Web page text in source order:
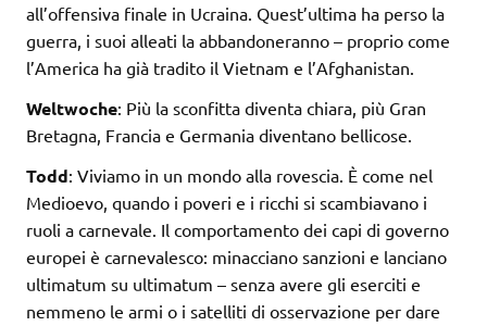
all’offensiva finale in Ucraina. Quest’ultima ha perso la
guerra, i suoi alleati la abbandoneranno – proprio come
l’America ha già tradito il Vietnam e l’Afghanistan.
Weltwoche: Più la sconfitta diventa chiara, più Gran
Bretagna, Francia e Germania diventano bellicose.
Todd: Viviamo in un mondo alla rovescia. È come nel
Medioevo, quando i poveri e i ricchi si scambiavano i
ruoli a carnevale. Il comportamento dei capi di governo
europei è carnevalesco: minacciano sanzioni e lanciano
ultimatum su ultimatum – senza avere gli eserciti e
nemmeno le armi o i satelliti di osservazione per dare